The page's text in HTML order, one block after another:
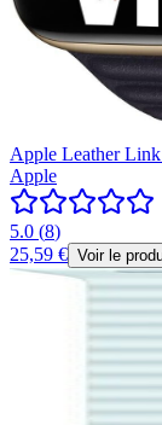
Apple Leather
Apple
5.0 (8)
25,59 € Voir le